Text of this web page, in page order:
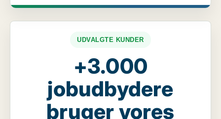
UDVALGTE KUNDER
+3.000
jobudbydere
bruger vores